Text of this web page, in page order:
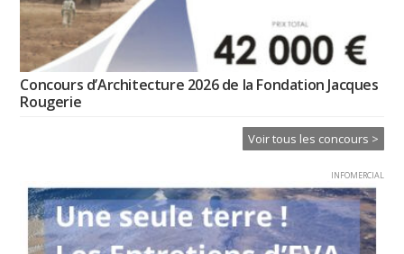
Concours d’Architecture 2026 de la Fondation Jacques
Rougerie
Voir tous les concours >
INFOMERCIAL